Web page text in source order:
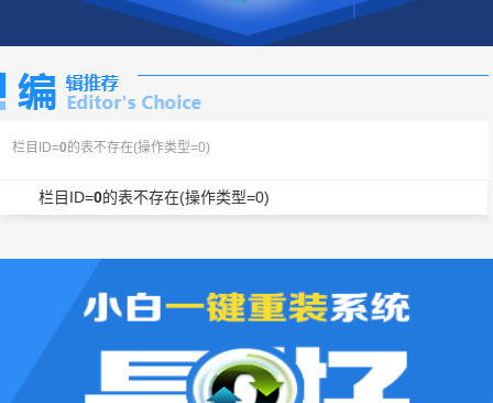
栏目ID=0 的表不存在(操作类型=0)
栏目ID=0的表不存在(操作类型=0)